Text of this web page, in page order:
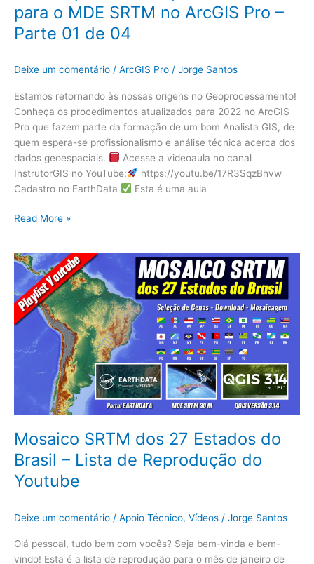
para o MDE SRTM no ArcGIS Pro –
Parte 01 de 04
Deixe um comentário / ArcGIS Pro / Jorge Santos
Estamos retornando às nossas origens no Geoprocessamento!
Conheça os procedimentos atualizados para 2022 no ArcGIS
Pro que fazem parte da formação de um bom Analista GIS, de
quem espera-se profissionalismo e análise técnica acerca dos
dados geoespaciais.
Acesse a videoaula no canal
InstrutorGIS no YouTube:
https://youtu.be/17R3SqzBhvw
Cadastro no EarthData
Esta é uma aula
Read More »
Mosaico SRTM dos 27 Estados do
Brasil – Lista de Reprodução do
Youtube
Deixe um comentário / Apoio Técnico, Vídeos / Jorge Santos
Olá pessoal, tudo bem com vocês? Seja bem-vinda e bem-
vindo! Esta é a lista de reprodução para o mês de janeiro de
Mosaico
SRTM
dos
27
Estados
Brasil
Reprodução
do
Youtube